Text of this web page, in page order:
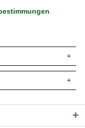
thunbergii 'Red